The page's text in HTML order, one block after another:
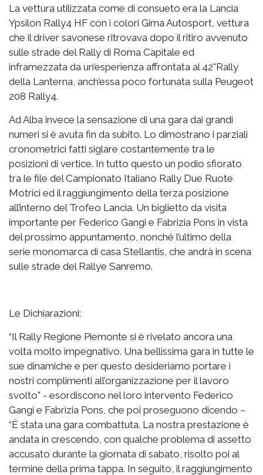
La vettura utilizzata come di consueto era la Lancia
Ypsilon Rally4 HF con i colori Gima Autosport, vettura
che il driver savonese ritrovava dopo il ritiro avvenuto
sulle strade del Rally di Roma Capitale ed
inframezzata da un’esperienza affrontata al 42°Rally
della Lanterna, anch’essa poco fortunata sulla Peugeot
208 Rally4.
Ad Alba invece la sensazione di una gara dai grandi
numeri si è avuta fin da subito. Lo dimostrano i parziali
cronometrici fatti siglare costantemente tra le
posizioni di vertice. In tutto questo un podio sfiorato
tra le file del Campionato Italiano Rally Due Ruote
Motrici ed il raggiungimento della terza posizione
all’interno del Trofeo Lancia. Un biglietto da visita
importante per Federico Gangi e Fabrizia Pons in vista
del prossimo appuntamento, nonché l’ultimo della
serie monomarca di casa Stellantis, che andrà in scena
sulle strade del Rallye Sanremo.
Le Dichiarazioni:
“Il Rally Regione Piemonte si è rivelato ancora una
volta molto impegnativo. Una bellissima gara in tutte le
sue dinamiche e per questo desideriamo portare i
nostri complimenti all’organizzazione per il lavoro
svolto” - esordiscono nel loro intervento Federico
Gangi e Fabrizia Pons, che poi proseguono dicendo –
“È stata una gara combattuta. La nostra prestazione è
andata in crescendo, con qualche problema di assetto
accusato durante la giornata di sabato, risolto poi al
termine della prima tappa. In seguito, il raggiungimento